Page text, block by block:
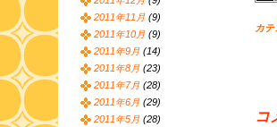
カテ
コ
2011年11月 (9)
2011年10月 (9)
2011年9月 (14)
2011年8月 (23)
2011年7月 (28)
2011年6月 (29)
2011年5月 (28)